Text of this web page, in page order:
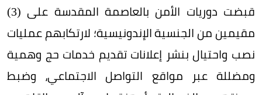
قبضت دوريات الأمن بالعاصمة المقدسة على (3)
مقيمين من الجنسية الإندونيسية؛ لارتكابهم عمليات
نصب واحتيال بنشر إعلانات تقديم خدمات حج وهمية
ومضللة عبر مواقع التواصل الاجتماعي، وضبط